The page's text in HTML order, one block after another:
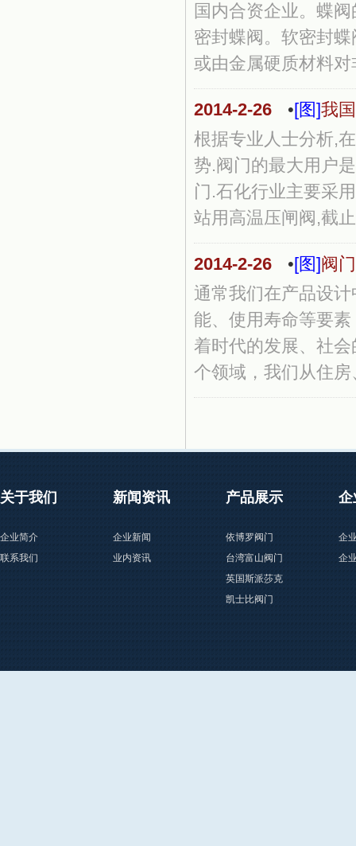
国内合资企业。蝶
密封蝶阀。软密封
或由金属硬质材料
2014-2-26 •[图]我
根据专业人士分析,
势.阀门的最大用户
门.石化行业主要采
站用高温压闸阀,截
2014-2-26 •[图]阀
通常我们在产品设
能、使用寿命等要
着时代的发展、社
个领域，我们从住
关于我们
企业简介
联系我们
新闻资讯
企业新闻
业内资讯
产品展示
依博罗阀门
台湾富山阀门
英国斯派莎克
凯士比阀门
企
企
企